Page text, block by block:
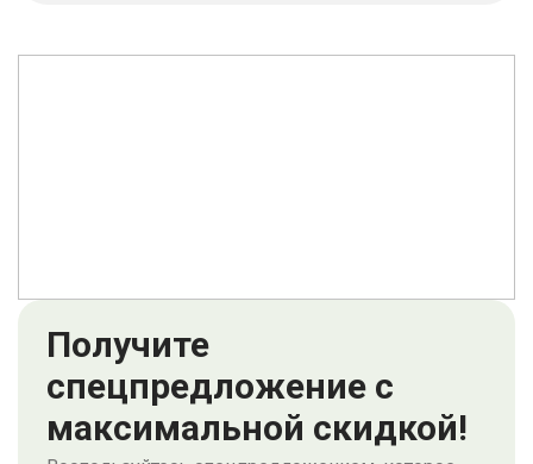
Получите
спецпредложение с
максимальной скидкой!